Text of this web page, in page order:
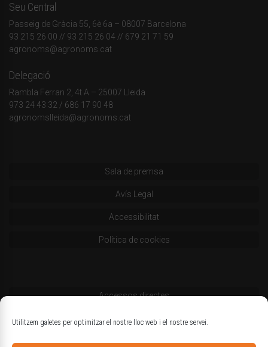
Utilitzem galetes per optimitzar el nostre lloc web i el nostre servei.
Seu Central
Passeig de Gràcia 55, 6è 6a – 08007 Barcelona
93 215 26 00 // 93 215 26 04 // 679 21 71 59
agronoms@agronoms.cat
Delegació
Rambla Ferran 2, 4t A – 25007 Lleida
973 24 43 32 / 686 17 90 48
agronomslleida@agronoms.cat
Sala de premsa
Avís Legal
Accessibilitat
Política de cookies
Accessos directes
Codi deontològic
Estatuts